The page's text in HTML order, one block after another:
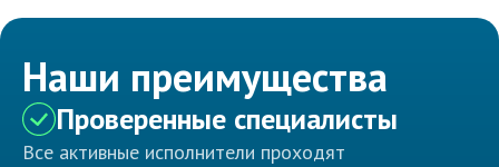
Наши преимущества
Проверенные специалисты
Все активные исполнители проходят